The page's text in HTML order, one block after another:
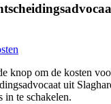
knop om de kosten
uit
in te schakelen.